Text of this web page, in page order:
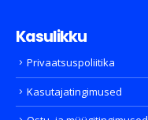
Kasulikku
Privaatsuspoliitika
Kasutajatingimused